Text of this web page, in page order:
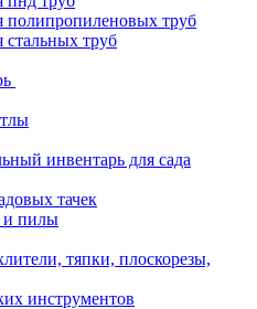
полипропиленовых труб
труб
инвентарь для сада
тачек
и пилы
тяпки, плоскорезы,
инструментов